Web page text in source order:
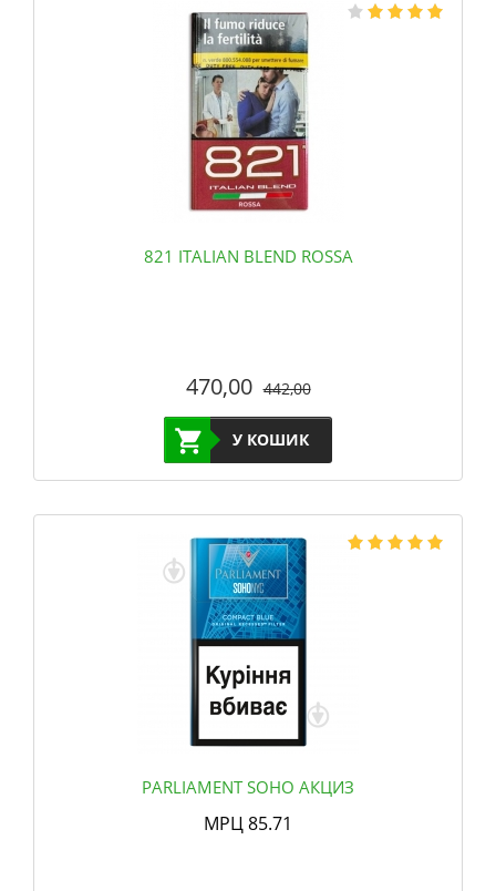
821 ITALIAN BLEND ROSSA
470,00 442,00
У КОШИК
PARLIAMENT SOHO АКЦИЗ
МРЦ 85.71